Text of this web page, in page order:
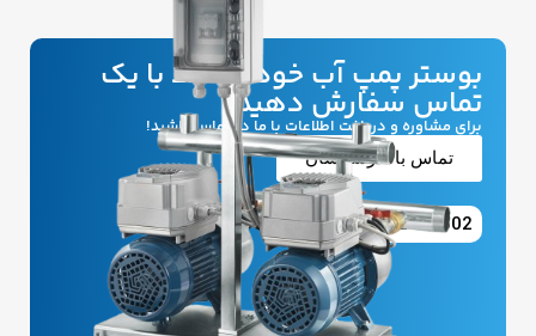
بوستر پمپ آب خود را فقط با یک
تماس سفارش دهید
برای مشاوره و دریافت اطلاعات با ما در تماس باشید!
تماس با کارشناسان
09122436602